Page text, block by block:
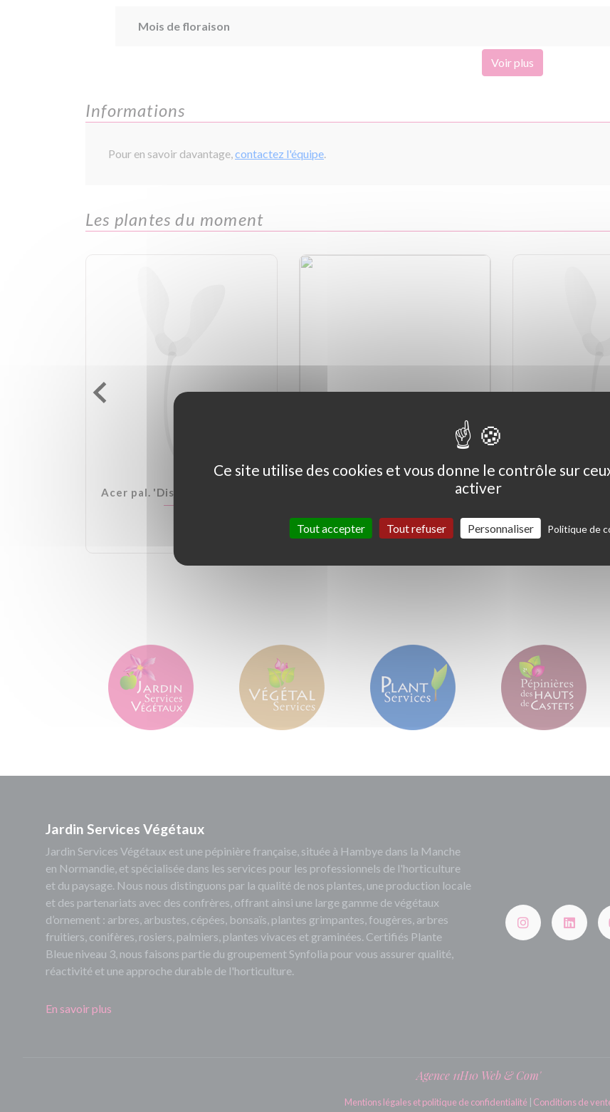
Mois de floraison
Voir plus
Informations
Pour en savoir davantage,contactez l'équipe.
Les plantes du moment
Acer pal. 'Dissectum Garnet' Ceanothus thyrs. 'Skylark'
Jardin Services Végétaux
Jardin Services Végétaux est une pépinière française, située à Hambye dans la Manche
en Normandie, et spécialisée dans les services pour les professionnels de l'horticulture
et du paysage. Nous nous distinguons par la qualité de nos plantes, une production locale
et des partenariats avec des confrères, offrant ainsi une large gamme de végétaux
d’ornement : arbres, arbustes, cépées, bonsaïs, plantes grimpantes, fougères, arbres
fruitiers, conifères, rosiers, palmiers, plantes vivaces et graminées. Certifiés Plante
Bleue niveau 3, nous faisons partie du groupement Synfolia pour vous assurer qualité,
réactivité et une approche durable de l'horticulture.
En savoir plus
Agence 11H10 Web & Com'
Mentions légales et politique de confidentialité Conditions de
Ce site utilise des cookies et vous donne le contrôle sur
activer
Tout accepter Tout refuser Personnaliser Politique de